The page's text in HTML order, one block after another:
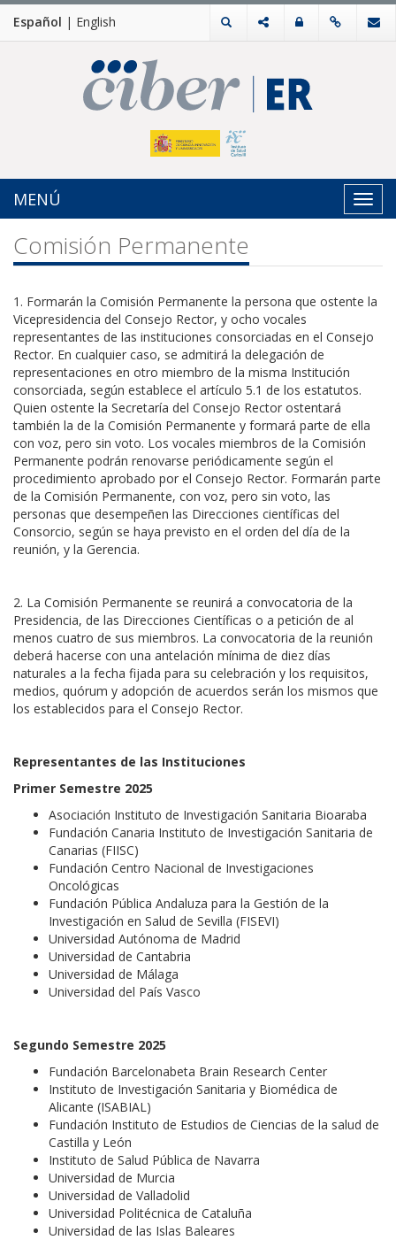
Español | English
MENÚ
Comisión Permanente
1. Formarán la Comisión Permanente la persona que ostente la
Vicepresidencia del Consejo Rector, y ocho vocales
representantes de las instituciones consorciadas en el Consejo
Rector. En cualquier caso, se admitirá la delegación de
representaciones en otro miembro de la misma Institución
consorciada, según establece el artículo 5.1 de los estatutos.
Quien ostente la Secretaría del Consejo Rector ostentará
también la de la Comisión Permanente y formará parte de ella
con voz, pero sin voto. Los vocales miembros de la Comisión
Permanente podrán renovarse periódicamente según el
procedimiento aprobado por el Consejo Rector. Formarán parte
de la Comisión Permanente, con voz, pero sin voto, las
personas que desempeñen las Direcciones científicas del
Consorcio, según se haya previsto en el orden del día de la
reunión, y la Gerencia.
2. La Comisión Permanente se reunirá a convocatoria de la
Presidencia, de las Direcciones Científicas o a petición de al
menos cuatro de sus miembros. La convocatoria de la reunión
deberá hacerse con una antelación mínima de diez días
naturales a la fecha fijada para su celebración y los requisitos,
medios, quórum y adopción de acuerdos serán los mismos que
los establecidos para el Consejo Rector.
Representantes de las Instituciones
Primer Semestre 2025
Asociación Instituto de Investigación Sanitaria Bioaraba
Fundación Canaria Instituto de Investigación Sanitaria de
Canarias (FIISC)
Fundación Centro Nacional de Investigaciones
Oncológicas
Fundación Pública Andaluza para la Gestión de la
Investigación en Salud de Sevilla (FISEVI)
Universidad Autónoma de Madrid
Universidad de Cantabria
Universidad de Málaga
Universidad del País Vasco
Segundo Semestre 2025
Fundación Barcelonabeta Brain Research Center
Instituto de Investigación Sanitaria y Biomédica de
Alicante (ISABIAL)
Fundación Instituto de Estudios de Ciencias de la salud de
Castilla y León
Instituto de Salud Pública de Navarra
Universidad de Murcia
Universidad de Valladolid
Universidad Politécnica de Cataluña
Universidad de las Islas Baleares